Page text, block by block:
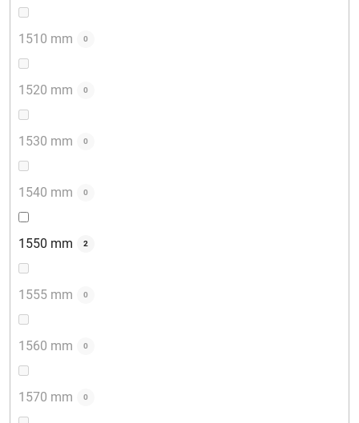
1510 mm 0
1520 mm 0
1530 mm 0
1540 mm 0
1550 mm 2
1555 mm 0
1560 mm 0
1570 mm 0